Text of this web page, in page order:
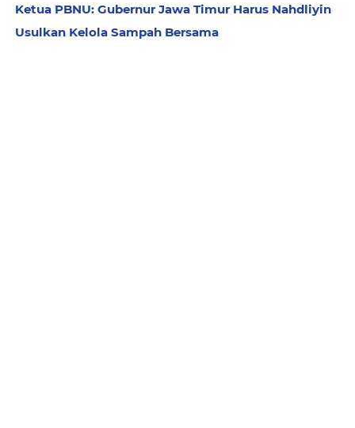
Ketua PBNU: Gubernur Jawa Timur Harus Nahdliyin
Usulkan Kelola Sampah Bersama